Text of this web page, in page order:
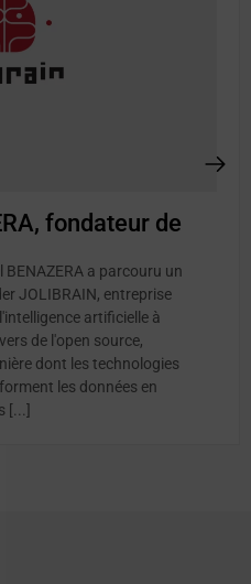
fondateur de
BENAZERA a parcouru un
JOLIBRAIN, entreprise
artificielle à
de l'open source,
dont les technologies
les données en
[...]